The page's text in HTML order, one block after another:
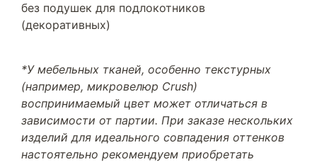
без подушек для подлокотников
(декоративных)
*У мебельных тканей, особенно текстурных
(например, микровелюр Crush)
воспринимаемый цвет может отличаться в
зависимости от партии. При заказе нескольких
изделий для идеального совпадения оттенков
настоятельно рекомендуем приобретать